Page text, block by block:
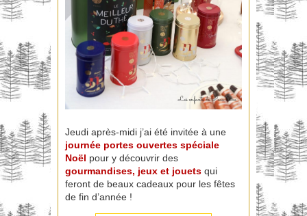
Jeudi après-midi j’ai été invitée à une
journée portes ouvertes spéciale
Noël pour y découvrir des
gourmandises, jeux et jouets qui
feront de beaux cadeaux pour les fêtes
de fin d’année !